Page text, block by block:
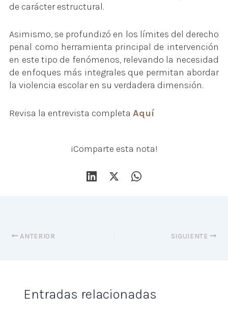
de carácter estructural.
Asimismo, se profundizó en los límites del derecho
penal como herramienta principal de intervención
en este tipo de fenómenos, relevando la necesidad
de enfoques más integrales que permitan abordar
la violencia escolar en su verdadera dimensión.
Revisa la entrevista completaAquí
¡Comparte esta nota!
ANTERIOR SIGUIENTE
Entradas relacionadas